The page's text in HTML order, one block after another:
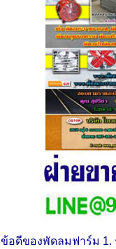
ข้อดีของพัดลมฟาร์ม 1.